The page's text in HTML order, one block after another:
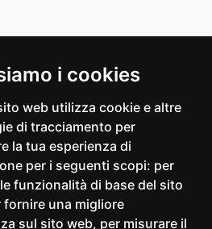
i cookies
web utilizza cookie e altre
di tracciamento per
la tua esperienza di
per i seguenti scopi: per
funzionalità di base del sito
fornire una migliore
sul sito web, per misurare il